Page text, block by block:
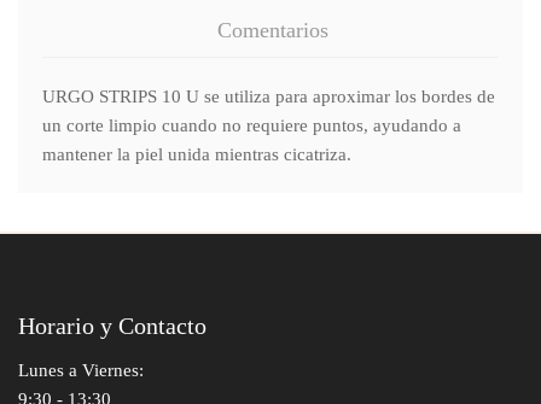
Comentarios
URGO STRIPS 10 U se utiliza para aproximar los bordes de
un corte limpio cuando no requiere puntos, ayudando a
mantener la piel unida mientras cicatriza.
Horario y Contacto
Lunes a Viernes:
9:30 - 13:30